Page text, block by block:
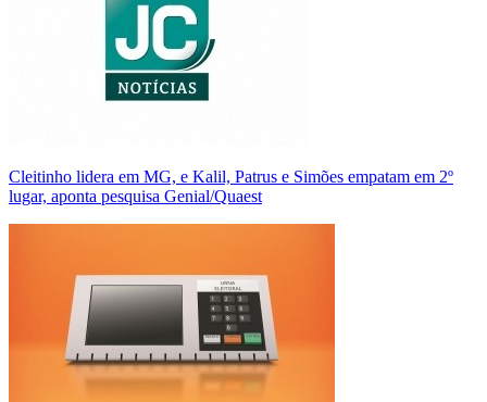
Cleitinho lidera em MG, e Kalil, Patrus e Simões empatam em 2º
lugar, aponta pesquisa Genial/Quaest